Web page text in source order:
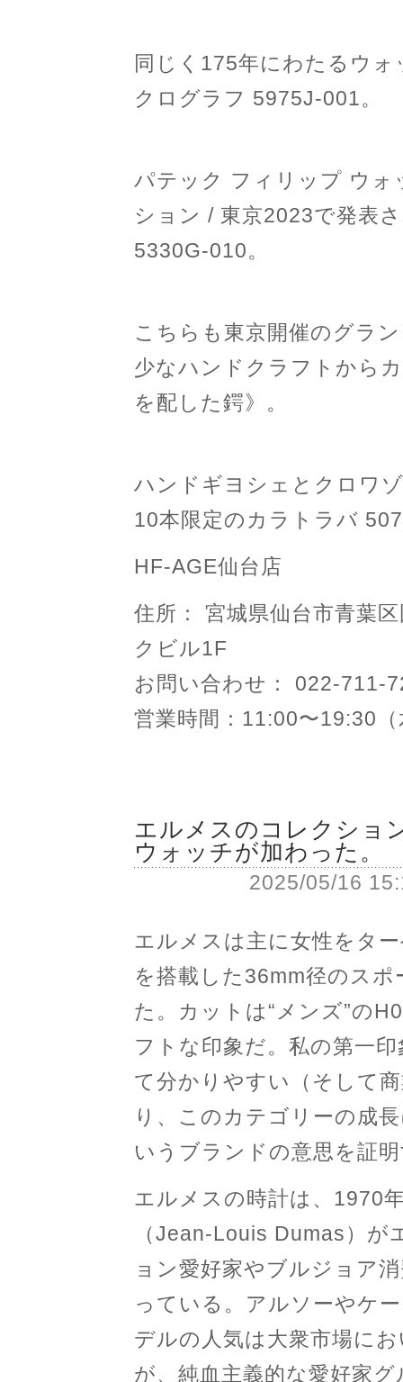
同じく175年にわたるウ
クログラフ 5975J-001。
パテック フィリップ ウ
ション / 東京2023で発表
5330G-010。
こちらも東京開催のグラ
少なハンドクラフトから
を配した鍔》。
ハンドギヨシェとクロワ
10本限定のカラトラバ
HF-AGE仙台店
住所： 宮城県仙台市青葉
クビル1F
お問い合わせ： 022-711-
営業時間：11:00〜19:30
エルメスのコレクショ
ウォッチが加わった。
2025/05/16
エルメスは主に女性をタ
を搭載した36mm径のス
た。カットは“メンズ”の
フトな印象だ。私の第一
て分かりやすい（そして
り、このカテゴリーの成
いうブランドの意思を証
エルメスの時計は、1970
（Jean-Louis Dumas）
ョン愛好家やブルジョア
っている。アルソーやケ
デルの人気は大衆市場に
が、純血主義的な愛好家